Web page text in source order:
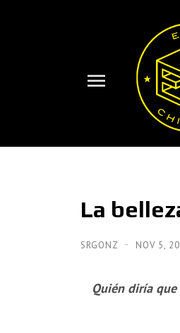
La
SRGONZ NOV 5,
Quién diría